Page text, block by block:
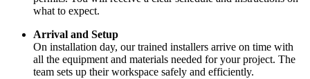
what to expect.
Arrival and Setup
On installation day, our trained installers arrive on time with
all the equipment and materials needed for your project. The
team sets up their workspace safely and efficiently.